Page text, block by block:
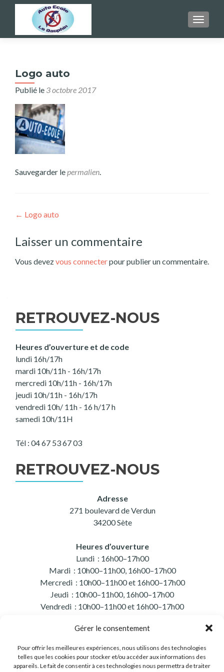
Gérer le consentement
Pour offrir les meilleures expériences, nous utilisons des technologies
telles que les cookies pour stocker et/ou accéder aux informations des
appareils. Le fait de consentir à ces technologies nous permettra de traiter
Logo auto
Publié le 3 octobre 2017
Sauvegarder lepermalien.
Navigation
de
l’article
← Logo auto
Laisser un commentaire
Vous devezvous connecterpour publier un commentaire.
RETROUVEZ-NOUS
Heures d’ouverture et de code
lundi 16h/17h
mardi 10h/11h - 16h/17h
mercredi 10h/11h - 16h/17h
jeudi 10h/11h - 16h/17h
vendredi 10h/ 11h - 16 h/17 h
samedi 10h/11H
Tél : 04 67 53 67 03
RETROUVEZ-NOUS
Adresse
271 boulevard de Verdun
34200 Sète
Heures d’ouverture
Lundi : 16h00–17h00
Mardi : 10h00–11h00, 16h00–17h00
Mercredi : 10h00–11h00 et 16h00–17h00
Jeudi : 10h00–11h00, 16h00–17h00
Vendredi : 10h00–11h00 et 16h00–17h00